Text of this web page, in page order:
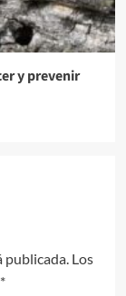
y prevenir
publicada. Los
*